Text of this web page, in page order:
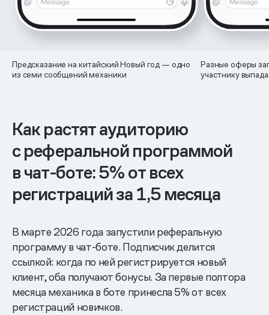
Предсказание на китайский Новый год — одно
из семи сообщений механики
Разные оферы
участнику
Как растят аудиторию
с реферальной программой
в чат-боте: 5% от всех
регистраций за 1,5 месяца
В марте 2026 года запустили реферальную
программу в чат-боте. Подписчик делится
ссылкой: когда по ней регистрируется новый
клиент, оба получают бонусы. За первые полтора
месяца механика в боте принесла 5% от всех
регистраций новичков.